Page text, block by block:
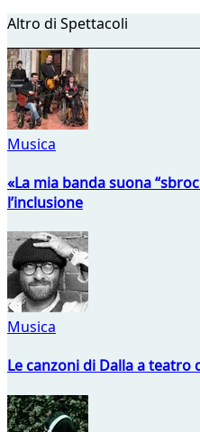
Altro di Spettacoli
Musica
«La mia banda suona
l’inclusione
Musica
Le canzoni di Dalla a